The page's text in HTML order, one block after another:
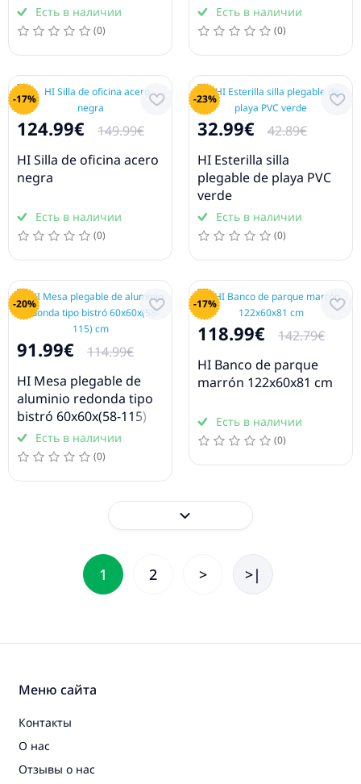
Есть в наличии
(0)
Есть в наличии
(0)
-17%
124.99€
149.99€
HI Silla de oficina acero
negra
Есть в наличии
(0)
-23%
32.99€
42.89€
HI Esterilla silla
plegable de playa PVC
verde
Есть в наличии
(0)
-20%
91.99€
114.99€
HI Mesa plegable de
aluminio redonda tipo
bistró 60x60x(58-115)
cm
Есть в наличии
(0)
-17%
118.99€
142.79€
HI Banco de parque
marrón 122x60x81 cm
Есть в наличии
(0)
1 2 > >|
Меню сайта
Контакты
О нас
Отзывы о нас